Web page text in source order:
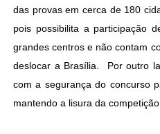
das provas em cerca de 180
pois possibilita a participação
grandes centros e não contam
deslocar a Brasília. Por outro
com a segurança do concurso
mantendo a lisura da